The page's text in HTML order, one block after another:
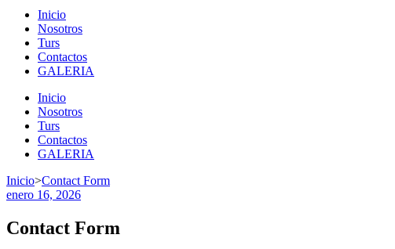
Inicio
Nosotros
Turs
Contactos
GALERIA
Inicio
Nosotros
Turs
Contactos
GALERIA
Inicio>Contact Form
enero 16, 2026
Contact Form